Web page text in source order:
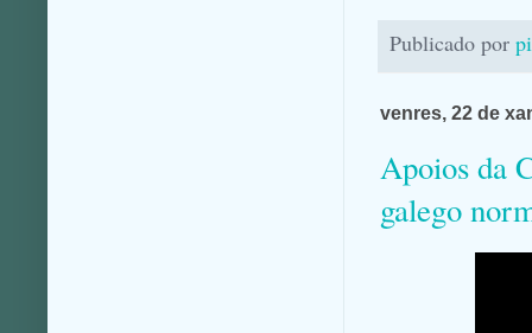
Publicado por
venres, 22 de
Apoios da
galego